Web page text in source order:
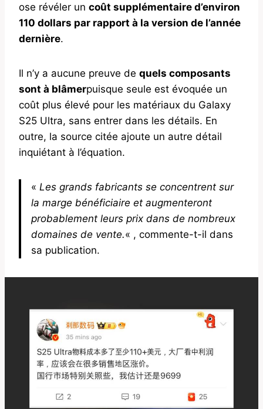
ose révéler un coût supplémentaire d’environ
110 dollars par rapport à la version de l’année
dernière.
Il n’y a aucune preuve de quels composants
sont à blâmerpuisque seule est évoquée un
coût plus élevé pour les matériaux du Galaxy
S25 Ultra, sans entrer dans les détails. En
outre, la source citée ajoute un autre détail
inquiétant à l’équation.
« Les grands fabricants se concentrent sur
la marge bénéficiaire et augmenteront
probablement leurs prix dans de nombreux
domaines de vente.« , commente-t-il dans
sa publication.